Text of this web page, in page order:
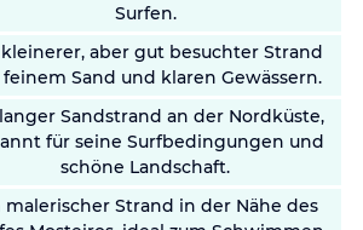
Surfen.
kleinerer, aber gut besuchter Strand
Sand und klaren Gewässern.
Sandstrand an der Nordküste,
für seine Surfbedingungen und
schöne Landschaft.
malerischer Strand in der Nähe des